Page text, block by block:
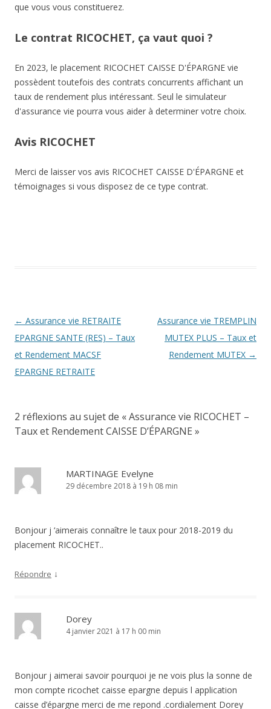
que vous vous constituerez.
Le contrat RICOCHET, ça vaut quoi ?
En 2023, le placement RICOCHET CAISSE D'ÉPARGNE vie
possèdent toutefois des contrats concurrents affichant un
taux de rendement plus intéressant. Seul le simulateur
d'assurance vie pourra vous aider à determiner votre choix.
Avis RICOCHET
Merci de laisser vos avis RICOCHET CAISSE D'ÉPARGNE et
témoignages si vous disposez de ce type contrat.
Navigation
des
articles
← Assurance vie RETRAITE
EPARGNE SANTE (RES) – Taux
et Rendement MACSF
EPARGNE RETRAITE
Assurance vie TREMPLIN
MUTEX PLUS – Taux et
Rendement MUTEX →
2 réflexions au sujet de «Assurance vie RICOCHET –
Taux et Rendement CAISSE D’ÉPARGNE »
MARTINAGE Evelyne
29 décembre 2018 à 19 h 08 min
Bonjour j ‘aimerais connaître le taux pour 2018-2019 du
placement RICOCHET..
Répondre ↓
Dorey
4 janvier 2021 à 17 h 00 min
Bonjour j aimerai savoir pourquoi je ne vois plus la sonne de
mon compte ricochet caisse epargne depuis l application
caisse d’épargne merci de me repond .cordialement Dorey